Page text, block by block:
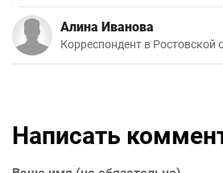
Алина Иванова
Корреспондент в Ростовской
Написать